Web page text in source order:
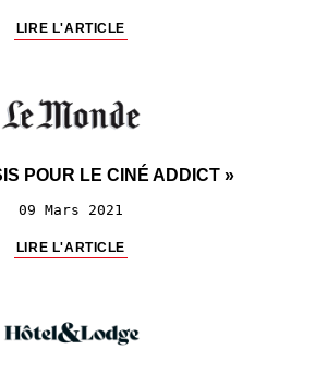
LIRE L'ARTICLE
POUR LE CINÉ ADDICT »
09 Mars 2021
LIRE L'ARTICLE